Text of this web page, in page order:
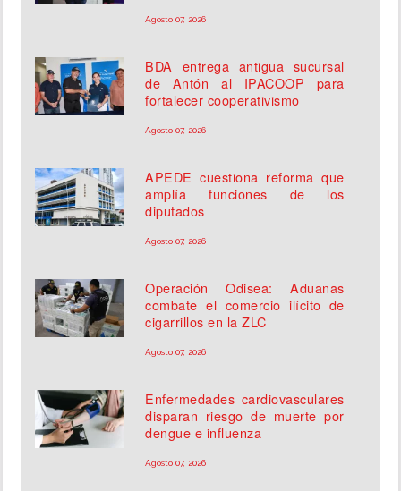
Agosto 07, 2026
BDA entrega antigua sucursal
de Antón al IPACOOP para
fortalecer cooperativismo
Agosto 07, 2026
APEDE cuestiona reforma que
amplía funciones de los
diputados
Agosto 07, 2026
Operación Odisea: Aduanas
combate el comercio ilícito de
cigarrillos en la ZLC
Agosto 07, 2026
Enfermedades cardiovasculares
disparan riesgo de muerte por
dengue e influenza
Agosto 07, 2026